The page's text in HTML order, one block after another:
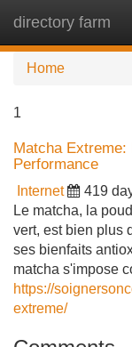
directory farm
Home
1
Matcha Extreme:
Performance
Internet 419
Le matcha, la
vert, est bien plus
ses bienfaits
matcha s'impose
https://
extreme/